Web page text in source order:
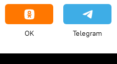
OK Telegram